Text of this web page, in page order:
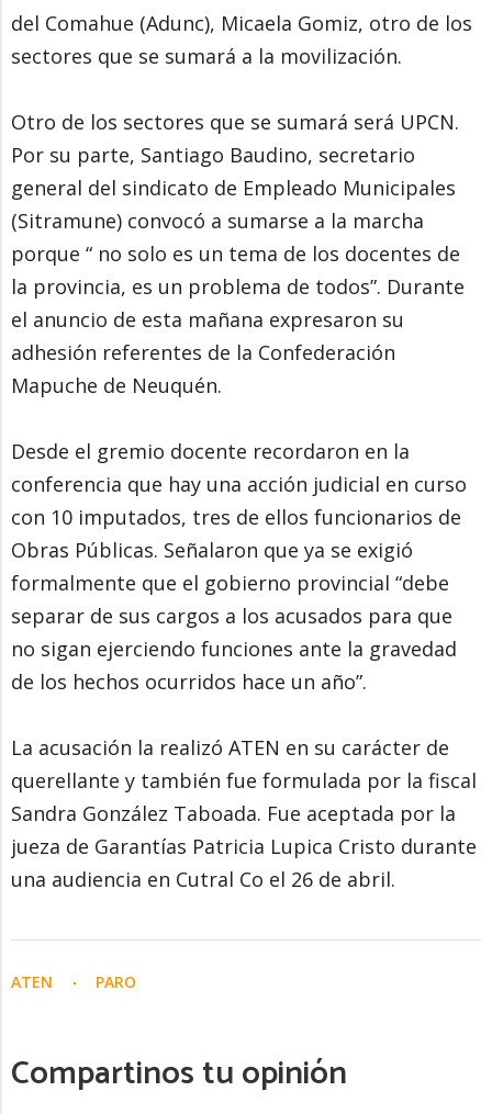
del Comahue (Adunc), Micaela Gomiz, otro de los
sectores que se sumará a la movilización.
Otro de los sectores que se sumará será UPCN.
Por su parte, Santiago Baudino, secretario
general del sindicato de Empleado Municipales
(Sitramune) convocó a sumarse a la marcha
porque “ no solo es un tema de los docentes de
la provincia, es un problema de todos”. Durante
el anuncio de esta mañana expresaron su
adhesión referentes de la Confederación
Mapuche de Neuquén.
Desde el gremio docente recordaron en la
conferencia que hay una acción judicial en curso
con 10 imputados, tres de ellos funcionarios de
Obras Públicas. Señalaron que ya se exigió
formalmente que el gobierno provincial “debe
separar de sus cargos a los acusados para que
no sigan ejerciendo funciones ante la gravedad
de los hechos ocurridos hace un año”.
La acusación la realizó ATEN en su carácter de
querellante y también fue formulada por la fiscal
Sandra González Taboada. Fue aceptada por la
jueza de Garantías Patricia Lupica Cristo durante
una audiencia en Cutral Co el 26 de abril.
ATEN PARO
Compartinos tu opinión